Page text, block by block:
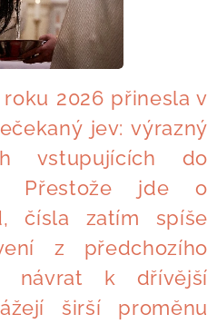
2026 přinesla v
jev: výrazný
vstupujících do
Přestože jde o
čísla zatím spíše
z předchozího
návrat k dřívější
širší proměnu